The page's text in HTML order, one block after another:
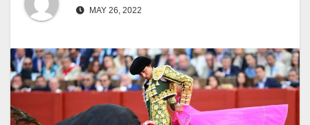
MAY 26, 2022